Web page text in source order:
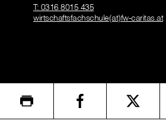
T: 0316 8015 435
wirtschaftsfachschule(at)fw-caritas.at